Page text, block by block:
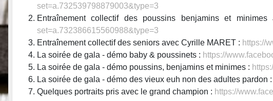
set=a.732539798879003&type=3
Entraînement collectif des poussins benjamins et
set=a.732386615560988&type=3
Entraînement collectif des seniors avec Cyrille MARET : https://
La soirée de gala - démo baby & poussinets : https://
La soirée de gala - démo poussins, benjamins et minimes :
La soirée de gala - démo des vieux euh non des adultes pardon :
Quelques portraits pris avec le grand champion : https://